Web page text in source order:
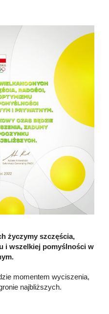
życzymy szczęścia,
i wszelkiej pomyślności w
momentem wyciszenia,
najbliższych.